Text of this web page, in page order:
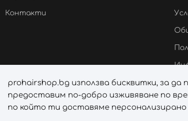
Контакти
prohairshop.bg използва бисквитки, за
предоставим по-добро изживяване по
по който ти доставяме